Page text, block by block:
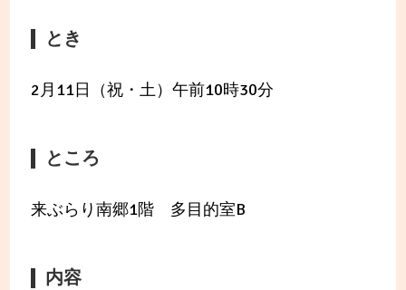
とき
2月11日（祝・土）午前10時30分
ところ
来ぶらり南郷1階 多目的室B
内容